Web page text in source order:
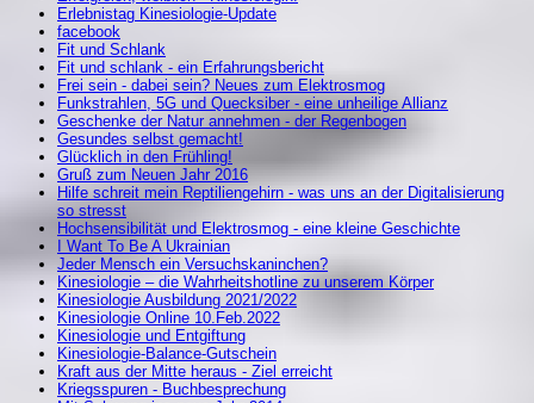
Erlebnistag Kinesiologie-Update
facebook
Fit und Schlank
Fit und schlank - ein Erfahrungsbericht
Frei sein - dabei sein? Neues zum Elektrosmog
Funkstrahlen, 5G und Quecksiber - eine unheilige Allianz
Geschenke der Natur annehmen - der Regenbogen
Gesundes selbst gemacht!
Glücklich in den Frühling!
Gruß zum Neuen Jahr 2016
Hilfe schreit mein Reptiliengehirn - was uns an der Digitalisierung
so stresst
Hochsensibilität und Elektrosmog - eine kleine Geschichte
I Want To Be A Ukrainian
Jeder Mensch ein Versuchskaninchen?
Kinesiologie – die Wahrheitshotline zu unserem Körper
Kinesiologie Ausbildung 2021/2022
Kinesiologie Online 10.Feb.2022
Kinesiologie und Entgiftung
Kinesiologie-Balance-Gutschein
Kraft aus der Mitte heraus - Ziel erreicht
Kriegsspuren - Buchbesprechung